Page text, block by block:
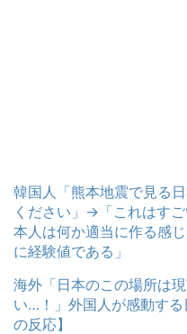
韓国人「熊本地震で見る
ください」→「これはす
本人は何か適当に作る感
に経験値である」
海外「日本のこの場所は
い…！」外国人が感動す
の反応】